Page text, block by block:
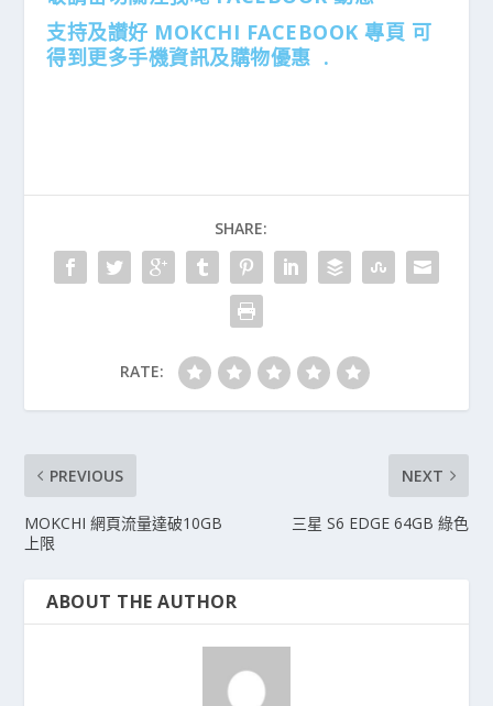
支持及讃好 MOKCHI FACEBOOK 專頁 可
得到更多手機資訊及購物優惠 .
SHARE:
RATE:
PREVIOUS
MOKCHI 網頁流量達破10GB
上限
NEXT
三星 S6 EDGE 64GB 綠色
ABOUT THE AUTHOR